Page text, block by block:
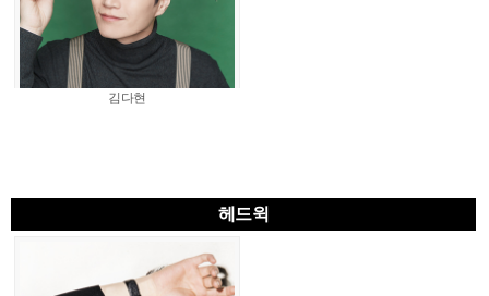
김다현
헤드윅